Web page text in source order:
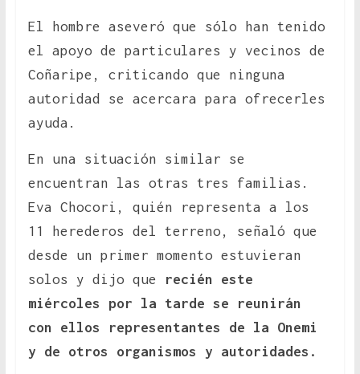
El hombre aseveró que sólo han tenido
el apoyo de particulares y vecinos de
Coñaripe, criticando que ninguna
autoridad se acercara para ofrecerles
ayuda.
En una situación similar se
encuentran las otras tres familias.
Eva Chocori, quién representa a los
11 herederos del terreno, señaló que
desde un primer momento estuvieran
solos y dijo que
recién este
miércoles por la tarde se reunirán
con ellos representantes de la Onemi
y de otros organismos y autoridades.